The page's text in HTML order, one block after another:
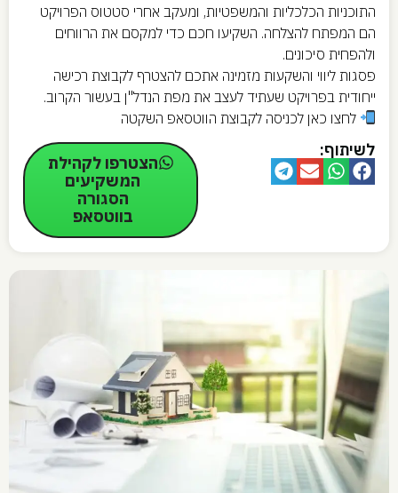
התוכניות הכלכליות והמשפטיות, ומעקב אחרי סטטוס הפרויקט
הם המפתח להצלחה. השקיעו חכם כדי למקסם את הרווחים
ולהפחית סיכונים.
פסגות ליווי והשקעות מזמינה אתכם להצטרף לקבוצת רכישה
ייחודית בפרויקט שעתיד לעצב את מפת הנדל"ן בעשור הקרוב.
לחצו כאן לכניסה לקבוצת הווטסאפ השקטה
לשיתוף:
הצטרפו לקהילת
המשקיעים
הסגורה
בווטסאפ